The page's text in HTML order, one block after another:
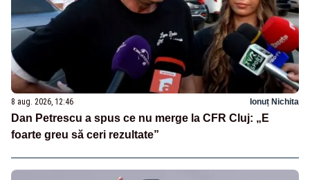
8 aug. 2026, 12:46 Ionuț Nichita
Dan Petrescu a spus ce nu merge la CFR Cluj: „E
foarte greu să ceri rezultate”